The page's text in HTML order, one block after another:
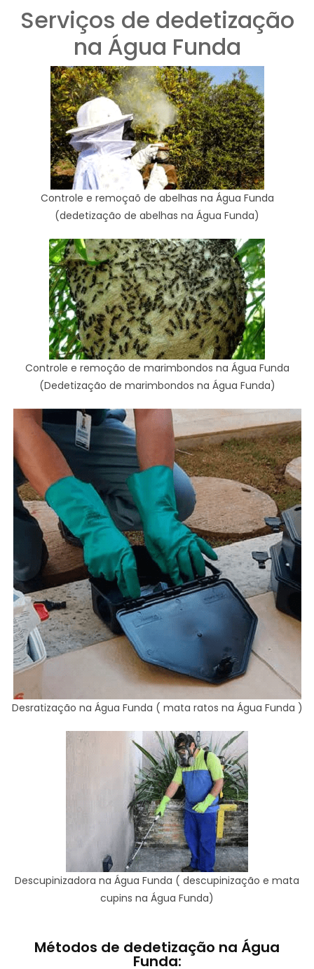
Serviços de dedetização
na Água Funda
Controle e remoçaõ de abelhas na Água Funda
(dedetização de abelhas na Água Funda)
Controle e remoção de marimbondos na Água Funda
(Dedetização de marimbondos na Água Funda)
Desratização na Água Funda ( mata ratos na Água Funda )
Descupinizadora na Água Funda ( descupinização e mata
cupins na Água Funda)
Métodos de dedetização na Água
Funda: